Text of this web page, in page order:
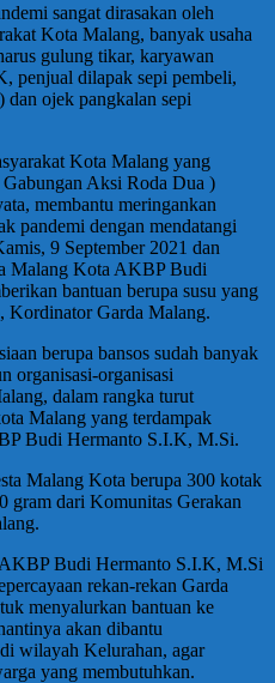
sangat dirasakan oleh
Kota Malang, banyak usaha
gulung tikar, karyawan
penjual dilapak sepi pembeli,
ojek pangkalan sepi
Kota Malang yang
Aksi Roda Dua )
membantu meringankan
pandemi dengan mendatangi
9 September 2021 dan
Malang Kota AKBP Budi
bantuan berupa susu yang
Kordinator Garda Malang.
berupa bansos sudah banyak
organisasi-organisasi
dalam rangka turut
Malang yang terdampak
Budi Hermanto S.I.K, M.Si.
Malang Kota berupa 300 kotak
gram dari Komunitas Gerakan
Budi Hermanto S.I.K, M.Si
rekan-rekan Garda
menyalurkan bantuan ke
akan dibantu
wilayah Kelurahan, agar
yang membutuhkan.